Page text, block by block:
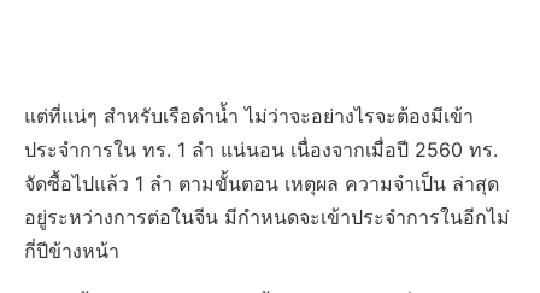
แต่ที่แน่ๆ สำหรับเรือดำน้ำ ไม่ว่าจะอย่างไรจะต้องมีเข้า
ประจำการใน ทร. 1 ลำ แน่นอน เนื่องจากเมื่อปี 2560 ทร.
จัดซื้อไปแล้ว 1 ลำ ตามขั้นตอน เหตุผล ความจำเป็น ล่าสุด
อยู่ระหว่างการต่อในจีน มีกำหนดจะเข้าประจำการในอีกไม่
กี่ปีข้างหน้า